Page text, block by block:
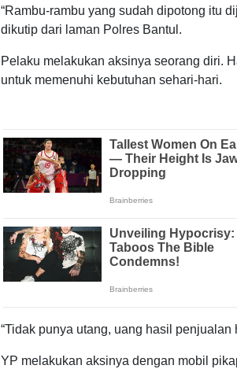
“Rambu-rambu yang sudah dipotong itu
dikutip dari laman Polres Bantul.
Pelaku melakukan aksinya seorang diri.
untuk memenuhi kebutuhan sehari-hari.
“Tidak punya utang, uang hasil
YP melakukan aksinya dengan mobil